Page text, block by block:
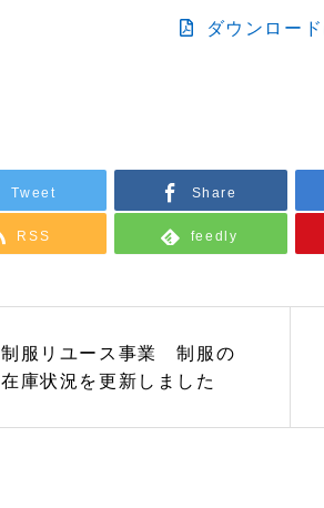
ダウンロー
Tweet Share
RSS feedly
制服リユース事業 制服の
在庫状況を更新しました